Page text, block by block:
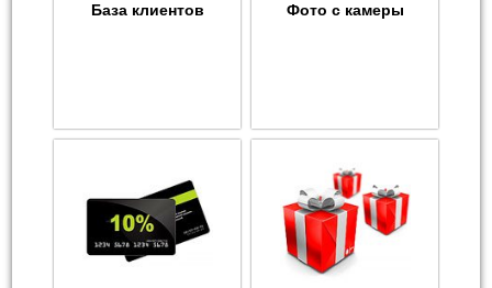
База клиентов Фото с камеры